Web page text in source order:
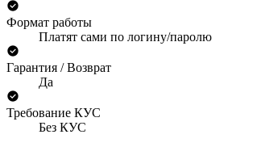
Формат работы
Платят сами по логину/паролю
Гарантия / Возврат
Да
Требование КУС
Без КУС